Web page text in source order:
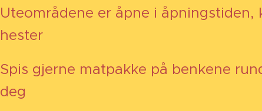
Uteområdene er åpne i åpningstiden,
hester 🐎🐐🐄
Spis gjerne matpakke på benkene
deg 🌞